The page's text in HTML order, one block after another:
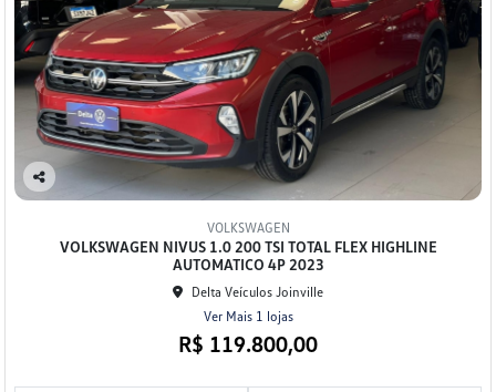
Co
VOLKSWAGEN
VOLKSWAGEN NIVUS 1.0 200 TSI TOTAL FLEX HIGHLINE
AUTOMATICO 4P 2023
Delta Veículos Joinville
Ver Mais 1 lojas
R$ 119.800,00